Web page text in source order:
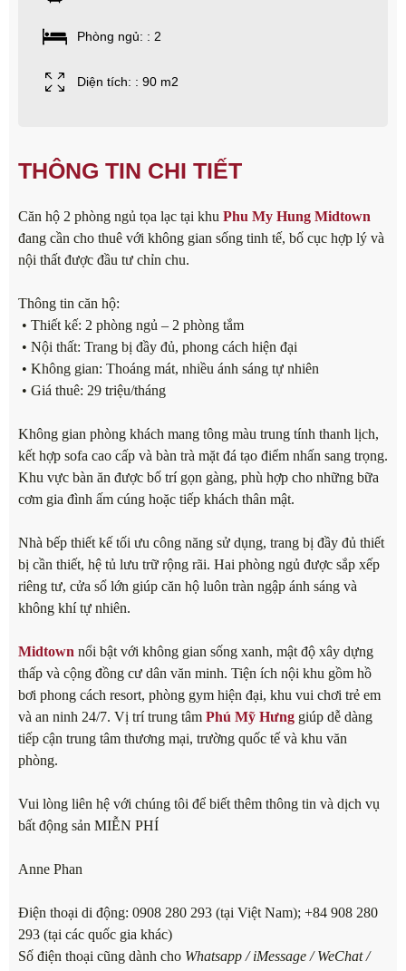
Phòng ngủ: : 2
Diện tích: : 90 m2
THÔNG TIN CHI TIẾT
Căn hộ 2 phòng ngủ tọa lạc tại khu Phu My Hung Midtown
đang cần cho thuê với không gian sống tinh tế, bố cục hợp lý và
nội thất được đầu tư chỉn chu.
Thông tin căn hộ:
• Thiết kế: 2 phòng ngủ – 2 phòng tắm
• Nội thất: Trang bị đầy đủ, phong cách hiện đại
• Không gian: Thoáng mát, nhiều ánh sáng tự nhiên
• Giá thuê: 29 triệu/tháng
Không gian phòng khách mang tông màu trung tính thanh lịch,
kết hợp sofa cao cấp và bàn trà mặt đá tạo điểm nhấn sang trọng.
Khu vực bàn ăn được bố trí gọn gàng, phù hợp cho những bữa
cơm gia đình ấm cúng hoặc tiếp khách thân mật.
Nhà bếp thiết kế tối ưu công năng sử dụng, trang bị đầy đủ thiết
bị cần thiết, hệ tủ lưu trữ rộng rãi. Hai phòng ngủ được sắp xếp
riêng tư, cửa sổ lớn giúp căn hộ luôn tràn ngập ánh sáng và
không khí tự nhiên.
Midtown nổi bật với không gian sống xanh, mật độ xây dựng
thấp và cộng đồng cư dân văn minh. Tiện ích nội khu gồm hồ
bơi phong cách resort, phòng gym hiện đại, khu vui chơi trẻ em
và an ninh 24/7. Vị trí trung tâm Phú Mỹ Hưng giúp dễ dàng
tiếp cận trung tâm thương mại, trường quốc tế và khu văn
phòng.
Vui lòng liên hệ với chúng tôi để biết thêm thông tin và dịch vụ
bất động sản MIỄN PHÍ
Anne Phan
Điện thoại di động: 0908 280 293 (tại Việt Nam); +84 908 280
293 (tại các quốc gia khác)
Số điện thoại cũng dành cho Whatsapp / iMessage / WeChat /